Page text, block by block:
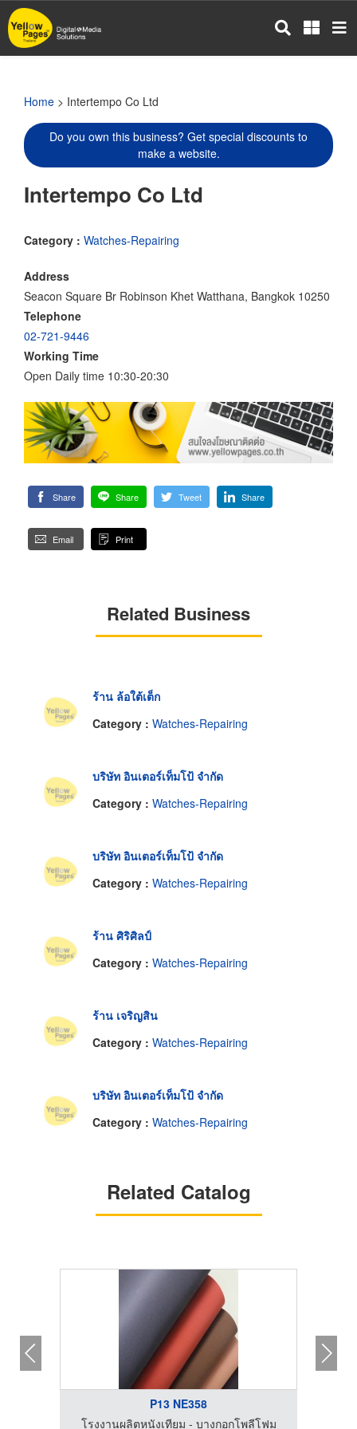
Skip
to
main
Home > Intertempo Co Ltd
Do you own this business? Get special discounts to
make a website.
Intertempo Co Ltd
Category : Watches-Repairing
Address
Seacon Square Br Robinson Khet Watthana, Bangkok 10250
Telephone
02-721-9446
Working Time
Open Daily time 10:30-20:30
Share Share Tweet Share
Email Print
Related Business
ร้าน ล้อใต้เต็ก
Category : Watches-Repairing
บริษัท อินเตอร์เท็มโป้ จำกัด
Category : Watches-Repairing
บริษัท อินเตอร์เท็มโป้ จำกัด
Category : Watches-Repairing
ร้าน ศิริศิลป์
Category : Watches-Repairing
ร้าน เจริญสิน
Category : Watches-Repairing
บริษัท อินเตอร์เท็มโป้ จำกัด
Category : Watches-Repairing
Related Catalog
P13 NE358
โรงงานผลิตหนังเทียม - บางกอกโพลีโฟม